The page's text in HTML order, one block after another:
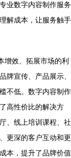
业数字内容制作服务
解成本，让服务触手
增效、拓展市场的利
牌宣传、产品展示、
不低。数字内容制作
高性价比的解决方
、线上培训课程、社
更深的客户互动和更
本，提升了品牌价值